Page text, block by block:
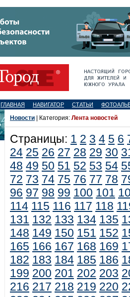
ГЛАВНАЯ НАВИГАТОР СТАТЬИ
Новости | Категория: Лента новостей
Страницы: 1 2 3 4 5 6
24 25 26 27 28 29 30
48 49 50 51 52 53 54
72 73 74 75 76 77 78
96 97 98 99 100 101
114 115 116 117 118
131 132 133 134 135
148 149 150 151 152
165 166 167 168 169
182 183 184 185 186
199 200 201 202 203
216 217 218 219 220